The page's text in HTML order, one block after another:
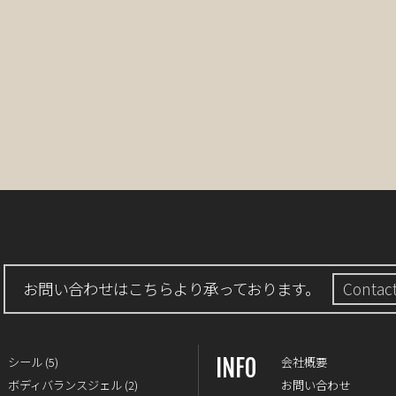
お問い合わせはこちらより承っております。
シール (5)
ボディバランスジェル (2)
INFO
会社概要
お問い合わせ